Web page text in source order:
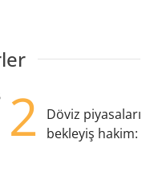
2
Döviz
bekleyiş hakim: